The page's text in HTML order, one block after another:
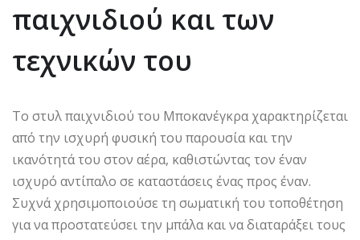
παιχνιδιού και των
τεχνικών του
Το στυλ παιχνιδιού του Μποκανέγκρα χαρακτηρίζεται
από την ισχυρή φυσική του παρουσία και την
ικανότητά του στον αέρα, καθιστώντας τον έναν
ισχυρό αντίπαλο σε καταστάσεις ένας προς έναν.
Συχνά χρησιμοποιούσε τη σωματική του τοποθέτηση
για να προστατεύσει την μπάλα και να διαταράξει τους